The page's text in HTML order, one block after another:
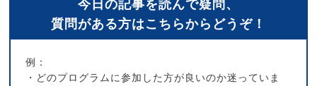
今日の記事を読んで疑問、
質問がある方はこちらからどうぞ！
例：
・どのプログラムに参加した方が良いのか迷っていま